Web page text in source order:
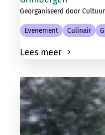
Georganiseerd door
Evenement Culinair
Lees meer